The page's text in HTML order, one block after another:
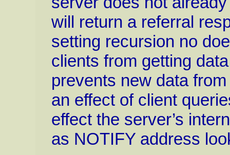
will return a referral
setting recursion no
clients from getting
prevents new data
an effect of client
effect the server’s
as NOTIFY address